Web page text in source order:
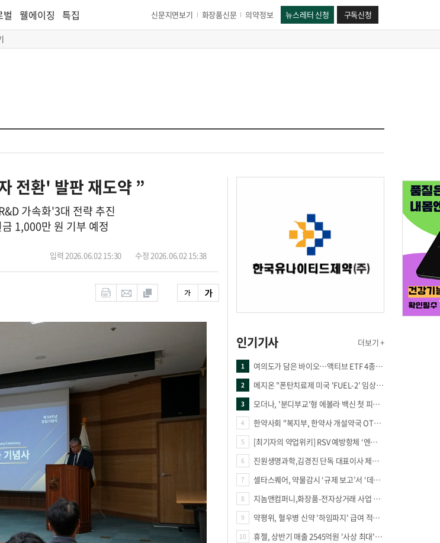
벌 웰에이징 특집 신문지면보기 화장품신문 의약정보 뉴스레터 신청 구독신청
전환' 발판 재도약 ”
가속화'3대 전략 추진
1,000만 원 기부 예정
입력 2026.06.02 15:30 수정 2026.06.02 15:38
인기기사 더보기 +
1 여의도가 담은 바이오…액티브 ETF 4종의 선택은
2 메지온 "폰탄치료제 미국 'FUEL-2' 임상 프로토콜 영국 승인"
3 모더나, '분디부교'형 에볼라 백신 첫 피험자 접종
4 한약사회 "복지부, 한약사 개설약국 OTC 공급 방해 더는 방관 말아야"
5 [최기자의 약업위키] RSV 예방항체 ‘엔플론시아’
6 진원생명과학,김경진 단독 대표이사 체제 돌입
7 셀타스퀘어, 약물감시 ‘규제 보고’서 ‘데이터 의사결정’으로 "PVX 전환 요구 커진다"
8 지놈앤컴퍼니,화장품-전자상거래 사업 진출
9 약평위, 혈우병 신약 '하임파지' 급여 적정성 인정…조건부 통과
10 휴젤, 상반기 매출 2545억원 '사상 최대'…미국 투자 속 성장세 지속